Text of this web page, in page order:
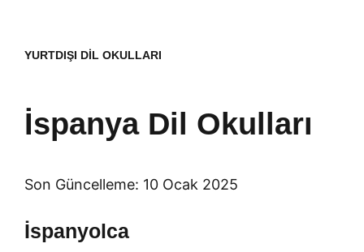
YURTDIŞI DIL OKULLARI
İspanya Dil Okulları
Son Güncelleme: 10 Ocak 2025
İspanyolca